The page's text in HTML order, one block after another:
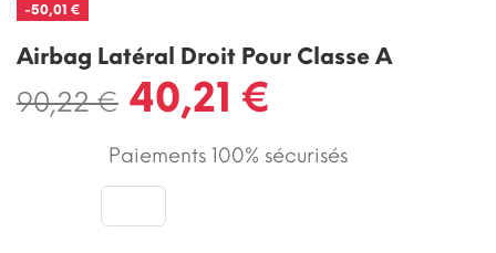
-50,01 €
Airbag Latéral Droit Pour Classe A
90,22 € 40,21 €
Paiements 100% sécurisés